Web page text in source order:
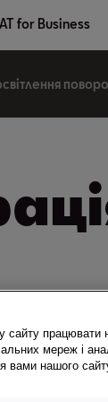
for Business
багато
енергії
працювати
мереж і
вами нашого